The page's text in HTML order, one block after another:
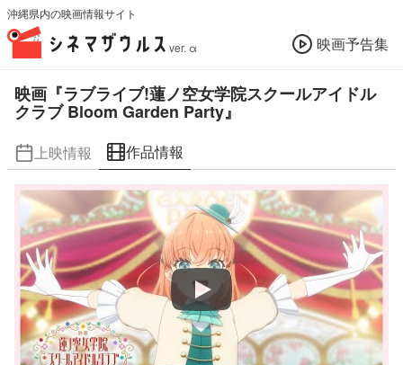
沖縄県内の映画情報サイト
ver. α 映画予告集
映画『ラブライブ!蓮ノ空女学院スクールアイドル
クラブ Bloom Garden Party』
上映情報 作品情報